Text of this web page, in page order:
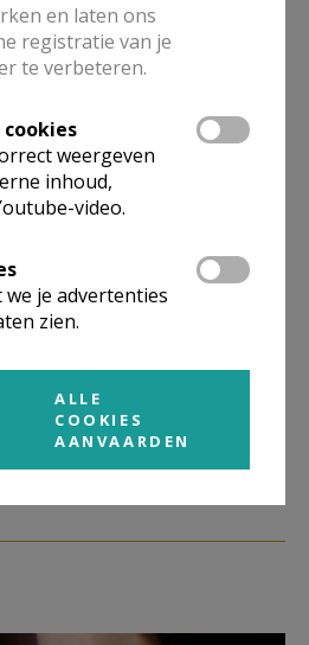
Diepenbeek
en laten ons
registratie van je
te verbeteren.
weergeven
inhoud,
video.
je advertenties
zien.
ALLE
COOKIES
AANVAARDEN